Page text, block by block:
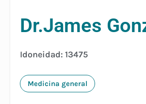
Dr.James
Idoneidad: 13475
Medicina general